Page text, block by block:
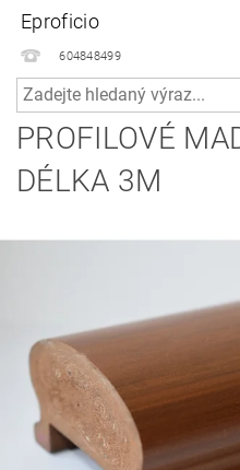
Eproficio
604848499
PROFILOVÉ
DÉLKA 3M